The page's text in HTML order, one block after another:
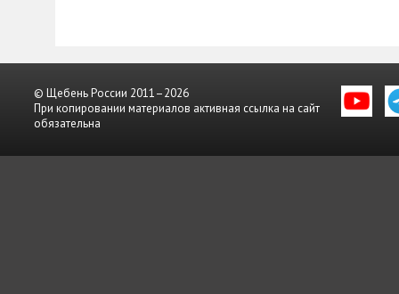
© Щебень России 2011–2026
При копировании материалов активная ссылка на сайт
обязательна